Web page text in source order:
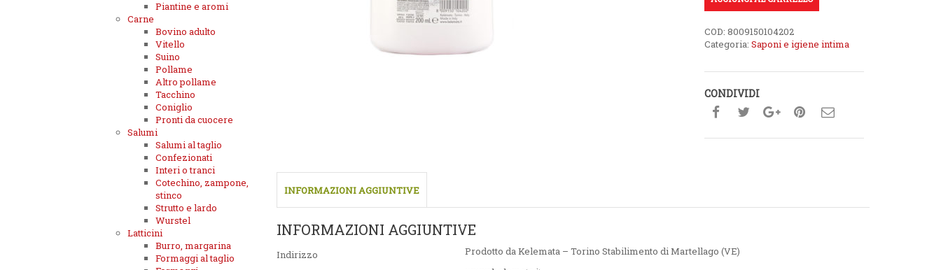
COD:8009150104202
Categoria:Saponi e igiene intima
CONDIVIDI
INFORMAZIONI AGGIUNTIVE
INFORMAZIONI AGGIUNTIVE
Indirizzo
Prodotto da Kelemata – Torino Stabilimento di Martellago (VE)
Piantine e aromi
Carne
Bovino adulto
Vitello
Suino
Pollame
Altro pollame
Tacchino
Coniglio
Pronti da cuocere
Salumi
Salumi al taglio
Confezionati
Interi o tranci
Cotechino, zampone,
stinco
Strutto e lardo
Wurstel
Latticini
Burro, margarina
Formaggi al taglio